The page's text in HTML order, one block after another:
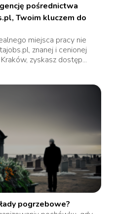
pośrednictwa
Twoim kluczem do
miejsca pracy nie
znanej i cenionej
zyskasz dostęp...
pogrzebowe?